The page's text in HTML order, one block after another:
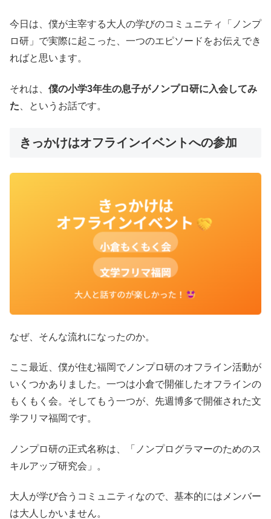
今日は、僕が主宰する大人の学びのコミュニティ「ノンプ
ロ研」で実際に起こった、一つのエピソードをお伝えでき
ればと思います。
それは、 僕の⼩学3年⽣の息⼦がノンプロ研に⼊会してみ
た 、というお話です。
きっかけはオフラインイベントへの参加
なぜ、そんな流れになったのか。
ここ最近、僕が住む福岡でノンプロ研のオフライン活動が
いくつかありました。一つは小倉で開催したオフラインの
もくもく会。そしてもう一つが、先週博多で開催された文
学フリマ福岡です。
ノンプロ研の正式名称は、「ノンプログラマーのためのス
キルアップ研究会」。
大人が学び合うコミュニティなので、基本的にはメンバー
は大人しかいません。